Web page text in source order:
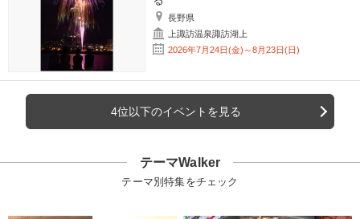
長野県
上諏訪温泉諏訪湖上
2026年7月24日(金)～8月23日(日)
4位以下のイベントを見る
テーマWalker
テーマ別特集をチェック